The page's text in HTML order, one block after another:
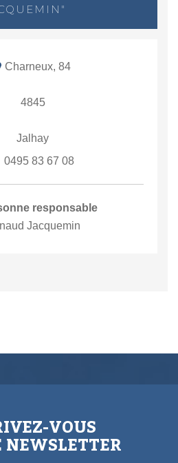
Charneux, 84
4845
Jalhay
0495 83 67 08
responsable
Jacquemin
VOUS